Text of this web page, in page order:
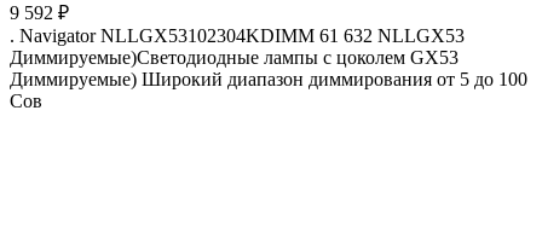
9 592 ₽
. Navigator NLLGX53102304KDIMM 61 632 NLLGX53
Диммируемые)Светодиодные лампы с цоколем GX53
Диммируемые) Широкий диапазон диммирования от 5 до 100
Сов